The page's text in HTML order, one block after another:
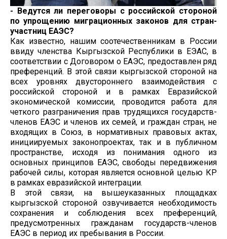
- Ведутся ли переговоры с российской стороной
по упрощению миграционных законов для стран-
участниц ЕАЭС?
Как известно, нашим соотечественникам в России
ввиду членства Кыргызской Республики в ЕЭАС, в
соответствии с Договором о ЕАЭС, предоставлен ряд
преференций. В этой связи кыргызской стороной на
всех уровнях двустороннего взаимодействия с
российской стороной и в рамках Евразийской
экономической комиссии, проводится работа для
четкого разграничения прав трудящихся государств-
членов ЕАЭС и членов их семей, и граждан стран, не
входящих в Союз, в нормативных правовых актах,
инициируемых законопроектах, так и в публичном
пространстве, исходя из понимания одного из
основных принципов ЕАЭС, свободы передвижения
рабочей силы, которая является основной целью КР
в рамках евразийской интеграции.
В этой связи, на вышеуказанных площадках
кыргызской стороной озвучивается необходимость
сохранения и соблюдения всех преференций,
предусмотренных гражданам государств-членов
ЕАЭС в период их пребывания в России.